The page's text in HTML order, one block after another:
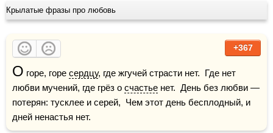
Крылатые фразы про любовь
+367
О горе, горе сердцу, где жгучей страсти нет.  Где нет
любви мучений, где грёз о счастье нет.  День без любви —
потерян: тусклее и серей,  Чем этот день бесплодный, и
дней ненастья нет.